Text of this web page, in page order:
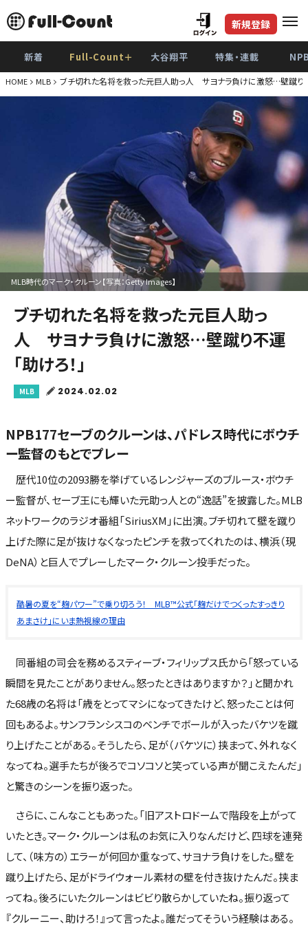
新規登録
新着 Full-Count＋ 大谷翔平 特集・連載
HOME MLB ブチ切れた名将を救った元巨人助っ人 サヨナラ負けに激怒…壁蹴り不
MLB時代のマーク・クルーン【写真：Getty Images】
ブチ切れた名将を救った元巨人助っ
人 サヨナラ負けに激怒…壁蹴り不運
「助けろ！」
MLB 2024.02.02
NPB177セーブのクルーンは、パドレス時代にボウチ
ー監督のもとでプレー
歴代10位の2093勝を挙げているレンジャーズのブルース・ボウチ
ー監督が、セーブ王にも輝いた元助っ人との“逸話”を披露した。MLB
ネットワークのラジオ番組「SiriusXM」に出演。ブチ切れて壁を蹴り
上げた際に足が抜けなくなったピンチを救ってくれたのは、横浜（現
DeNA）と巨人でプレーしたマーク・クルーン投手だった。
酷暑の夏を“麹パワー”で乗り切ろう！ MLB™公式「麹だけでつくったすっきり
あまさけ」にいま熱視線の理由
同番組の司会を務めるスティーブ・フィリップス氏から「怒っている
瞬間を見たことがありません。怒ったときはありますか？」と聞かれ
た68歳の名将は「歳をとってマシになってきたけど、怒ったことは何
回もあるよ。サンフランシスコのベンチでボールが入ったバケツを蹴
り上げたことがある。そうしたら、足が（バケツに）挟まって、外れなく
なってね。選手たちが後ろでコソコソと笑っている声が聞こえたんだ」
と驚きのシーンを振り返った。
さらに、こんなこともあった。「旧アストロドームで階段を上がって
いたとき。マーク・クルーンは私のお気に入りなんだけど、四球を連発
して、（味方の）エラーが何回か重なって、サヨナラ負けをした。壁を
蹴り上げたら、足がドライウォール素材の壁を付き抜けたんだ。挟ま
ってね。後ろにいたクルーンはビビり散らかしていたね。振り返って
『クルーニー、助けろ！』って言ったよ。誰だってそういう経験はある。